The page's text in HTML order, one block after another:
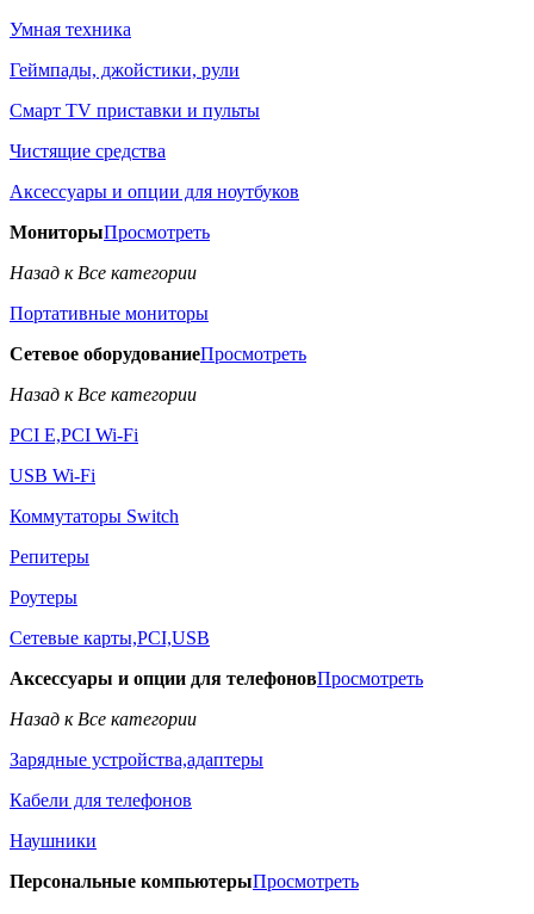
Умная техника
Геймпады, джойстики, рули
Смарт TV приставки и пульты
Чистящие средства
Аксессуары и опции для ноутбуков
МониторыПросмотреть
Назад к Все категории
Портативные мониторы
Сетевое оборудованиеПросмотреть
Назад к Все категории
PCI E,PCI Wi-Fi
USB Wi-Fi
Коммутаторы Switch
Репитеры
Роутеры
Сетевые карты,PCI,USB
Аксессуары и опции для телефоновПросмотреть
Назад к Все категории
Зарядные устройства,адаптеры
Кабели для телефонов
Наушники
Персональные компьютерыПросмотреть